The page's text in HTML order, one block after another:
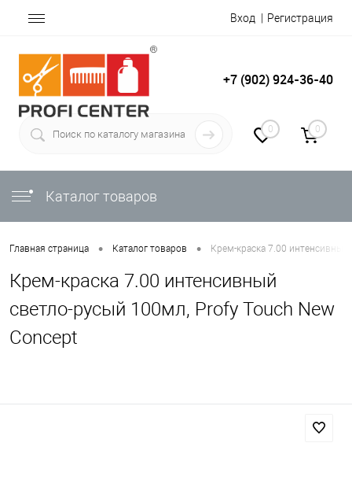
Вход Регистрация
+7 (902) 924-36-40
0 0
Каталог товаров
Главная страница • Каталог товаров • Крем-краска 7.00
Крем-краска 7.00 интенсивный
светло-русый 100мл, Profy Touch New
Concept